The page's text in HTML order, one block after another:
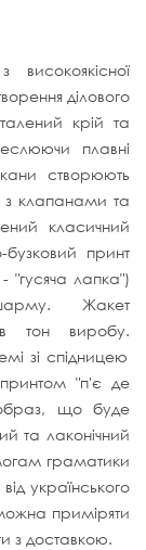
ділового
крій та
плавні
створюють
з клапанами та
класичний
принт
"гусяча лапка")
Жакет
в тон виробу.
зі спідницею
"п'є де
що буде
та лаконічний
граматики
українського
приміряти
з доставкою.